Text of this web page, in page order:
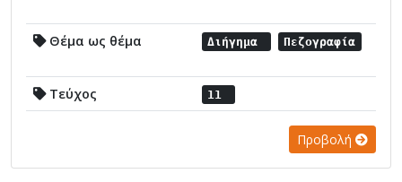
Θέμα ως θέμα Διήγημα Πεζογραφία
Τεύχος 11
Προβολή